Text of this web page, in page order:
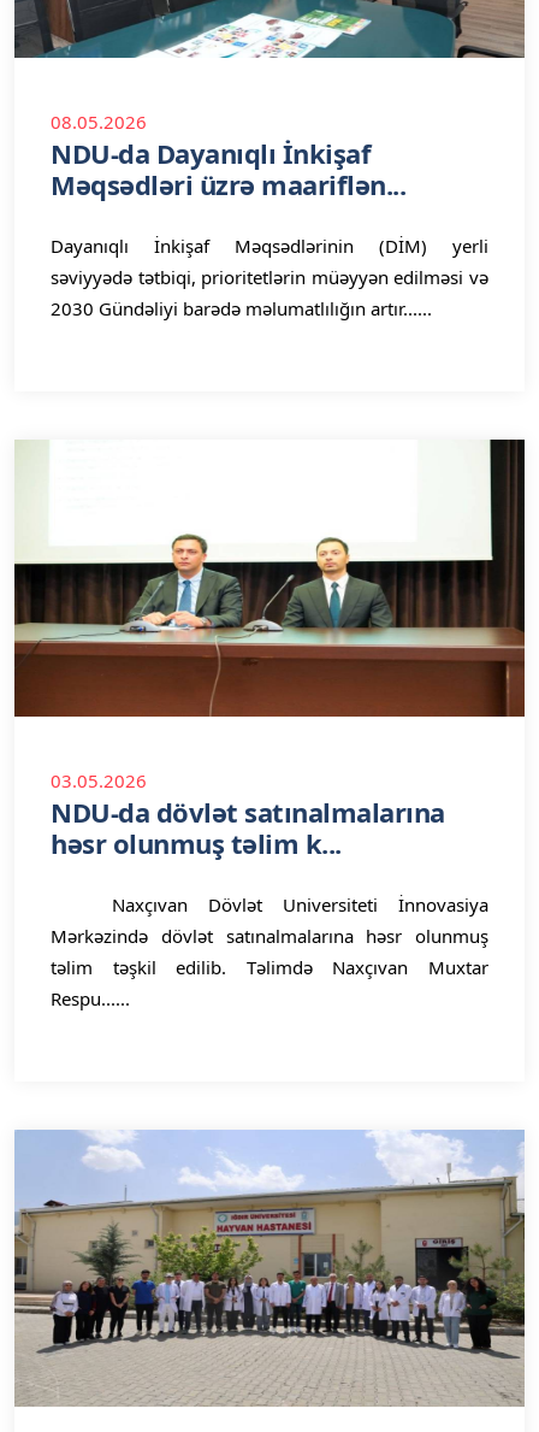
08.05.2026
NDU-da Dayanıqlı İnkişaf
Məqsədləri üzrə maariflən...
Dayanıqlı İnkişaf Məqsədlərinin (DİM) yerli
səviyyədə tətbiqi, prioritetlərin müəyyən edilməsi və
2030 Gündəliyi barədə məlumatlılığın artır......
03.05.2026
NDU-da dövlət satınalmalarına
həsr olunmuş təlim k...
Naxçıvan Dövlət Universiteti İnnovasiya
Mərkəzində dövlət satınalmalarına həsr olunmuş
təlim təşkil edilib. Təlimdə Naxçıvan Muxtar
Respu......